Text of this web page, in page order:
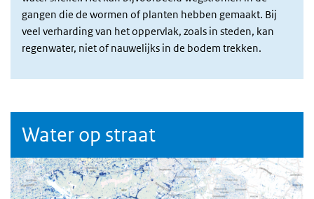
gangen die de wormen of planten hebben gemaakt. Bij
veel verharding van het oppervlak, zoals in steden, kan
regenwater, niet of nauwelijks in de bodem trekken.
Water op straat